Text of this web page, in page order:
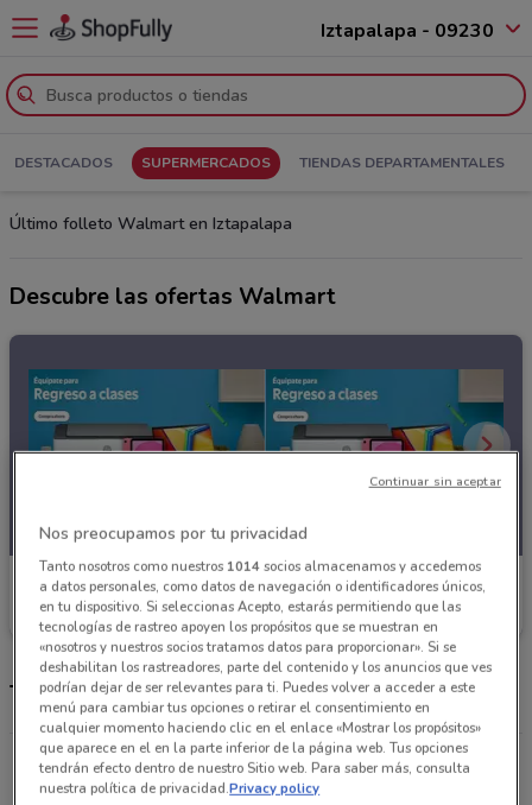
Iztapalapa - 09230
DESTACADOS SUPERMERCADOS TIENDAS DEPARTAMENTALES
Último folleto Walmart en Iztapalapa
Descubre las ofertas Walmart
Walmart
Caduca el 13/09
Tienda Walmart y horarios
BOULEVARD XOLA 407 DEL VALLE NORTE Ciudad
De México
Nos preocupamos por tu privacidad
Tanto nosotros como nuestros 1014socios almacenamos y accedemos
a datos personales, como datos de navegación o identificadores únicos,
en tu dispositivo. Si seleccionas Acepto, estarás permitiendo que las
tecnologías de rastreo apoyen los propósitos que se muestran en
«nosotros y nuestros socios tratamos datos para proporcionar». Si se
deshabilitan los rastreadores, parte del contenido y los anuncios que ves
podrían dejar de ser relevantes para ti. Puedes volver a acceder a este
menú para cambiar tus opciones o retirar el consentimiento en
cualquier momento haciendo clic en el enlace «Mostrar los propósitos»
que aparece en el en la parte inferior de la página web. Tus opciones
tendrán efecto dentro de nuestro Sitio web. Para saber más, consulta
nuestra política de privacidad.Privacy policy
Continuar sin aceptar